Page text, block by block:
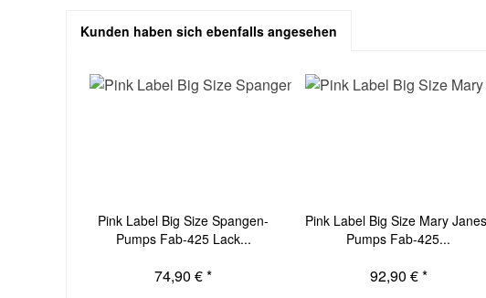
Kunden haben sich ebenfalls angesehen
Pink Label Big Size Spangen-
Pumps Fab-425 Lack...
74,90 € *
Pink Label Big Size Mary
Pumps Fab-425...
92,90 € *